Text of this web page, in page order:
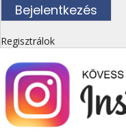
Regisztrálok